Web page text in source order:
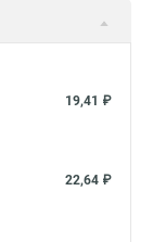
19,41 ₽
22,64 ₽